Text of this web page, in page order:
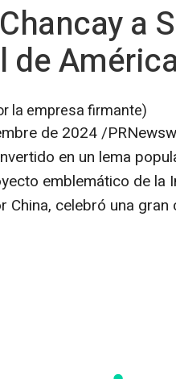
a
de
la empresa firmante)
de 2024/
en un lema
emblemático de la
China, celebró una gran